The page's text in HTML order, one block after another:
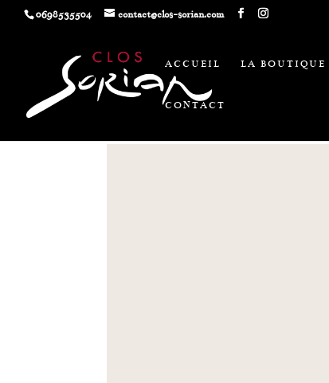
0698535504 contact@clos-sorian.com
ACCUEIL LA BOUTIQUE
CONTACT